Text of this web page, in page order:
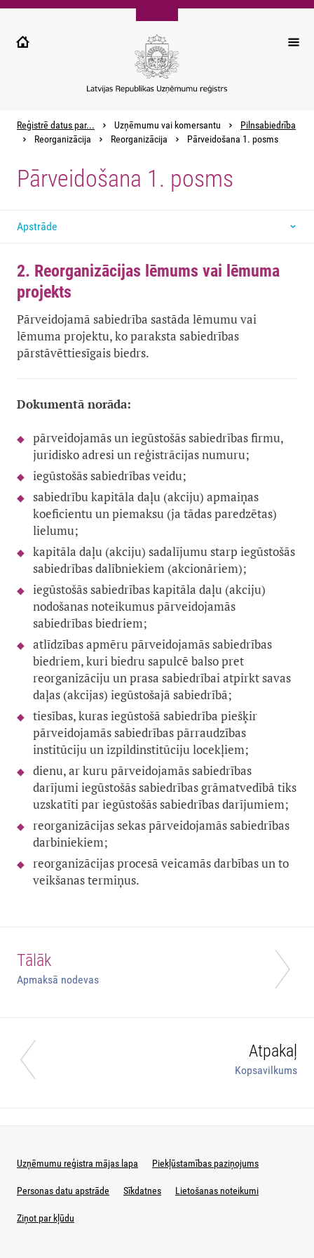
Pārlekt
galveno
Reģistrē datus par... Uzņēmumu vai komersantu
Pilnsabiedrība
Reorganizācija
Reorganizācija Pārveidošana 1. posms
Pārveidošana 1. posms
Apstrāde
2. Reorganizācijas lēmums vai lēmuma
projekts
Pārveidojamā sabiedrība sastāda lēmumu vai
lēmuma projektu, ko paraksta sabiedrības
pārstāvēttiesīgais biedrs.
Dokumentā norāda:
pārveidojamās un iegūstošās sabiedrības firmu,
juridisko adresi un reģistrācijas numuru;
iegūstošās sabiedrības veidu;
sabiedrību kapitāla daļu (akciju) apmaiņas
koeficientu un piemaksu (ja tādas paredzētas)
lielumu;
kapitāla daļu (akciju) sadalījumu starp iegūstošās
sabiedrības dalībniekiem (akcionāriem);
iegūstošās sabiedrības kapitāla daļu (akciju)
nodošanas noteikumus pārveidojamās
sabiedrības biedriem;
atlīdzības apmēru pārveidojamās sabiedrības
biedriem, kuri biedru sapulcē balso pret
reorganizāciju un prasa sabiedrībai atpirkt savas
daļas (akcijas) iegūstošajā sabiedrībā;
tiesības, kuras iegūstošā sabiedrība piešķir
pārveidojamās sabiedrības pārraudzības
institūciju un izpildinstitūciju locekļiem;
dienu, ar kuru pārveidojamās sabiedrības
darījumi iegūstošās sabiedrības grāmatvedībā tiks
uzskatīti par iegūstošās sabiedrības darījumiem;
reorganizācijas sekas pārveidojamās sabiedrības
darbiniekiem;
reorganizācijas procesā veicamās darbības un to
veikšanas termiņus.
Tālāk
Apmaksā nodevas
Atpakaļ
Kopsavilkums
Uzņēmumu reģistra mājas lapa Piekļūstamības paziņojums
Personas datu apstrāde Sīkdatnes Lietošanas noteikumi
Ziņot par kļūdu